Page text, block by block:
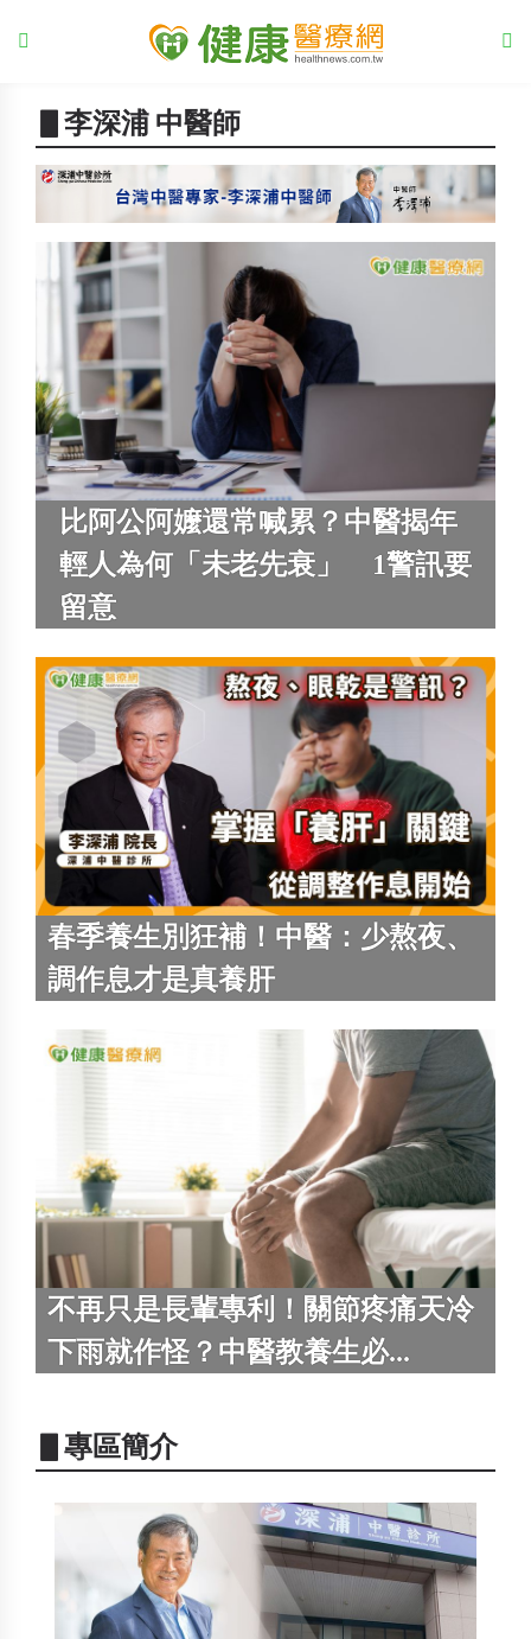
▋李深浦 中醫師
比阿公阿嬤還常喊累？中醫揭年
輕人為何「未老先衰」 1警訊要
留意
春季養生別狂補！中醫：少熬夜、
調作息才是真養肝
不再只是長輩專利！關節疼痛天冷
下雨就作怪？中醫教養生必...
▋專區簡介